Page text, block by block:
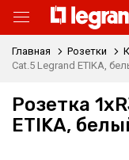
Главная Розетки
Cat.5 Legrand ETIKA,
Розетка
ETIKA,